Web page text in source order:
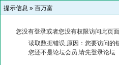
提示信息 » 百万富
您没有登录或者您没有权限访问此页
读取数据错误,原因：您要访问的
您还不是论坛会员,请先登录论坛